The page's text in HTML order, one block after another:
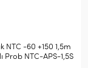
Enda 6mm çap
Kablolu Bayonet